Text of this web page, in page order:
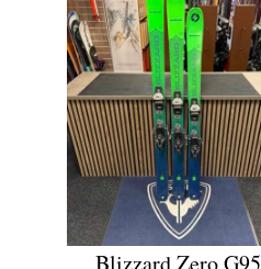
Blizzard Zero G95